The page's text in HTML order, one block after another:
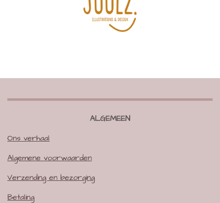
ALGEMEEN
Ons verhaal
Algemene voorwaarden
Verzending en bezorging
Betaling